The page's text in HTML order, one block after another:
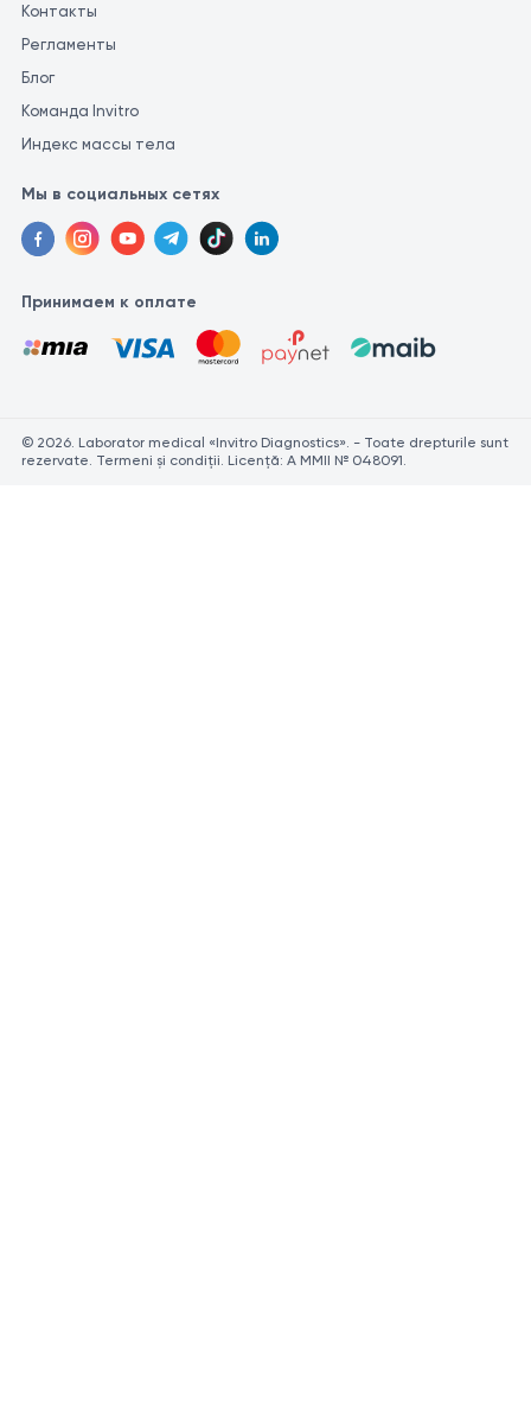
Контакты
Регламенты
Блог
Команда Invitro
Индекс массы тела
Мы в социальных сетях
Принимаем к оплате
© 2026. Laborator medical «Invitro Diagnostics». - Toate drepturile sunt
rezervate. Termeni și condiții. Licență: A MMII № 048091.